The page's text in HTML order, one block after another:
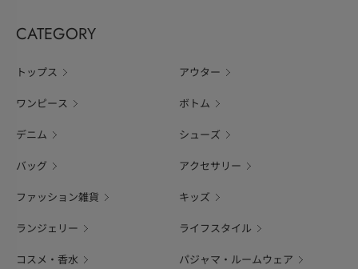
CATEGORY
トップス アウター
ワンピース ボトム
デニム シューズ
バッグ アクセサリー
ファッション雑貨 キッズ
ランジェリー ライフスタイル
コスメ・香水 パジャマ・ルームウェア